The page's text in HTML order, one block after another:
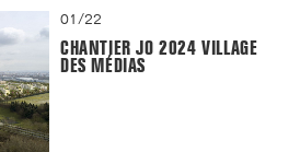
01/22
CHANTIER JO 2024 VILLAGE
DES MÉDIAS